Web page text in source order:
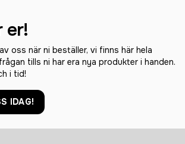
er!
oss när ni beställer, vi finns här hela
tills ni har era nya produkter i handen.
i tid!
IDAG!